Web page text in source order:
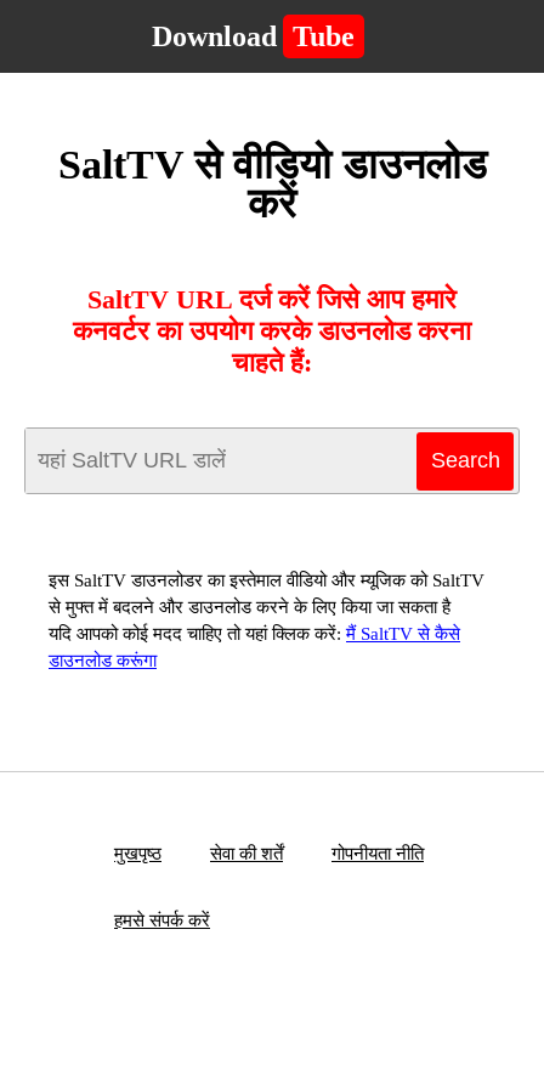
Download Tube
SaltTV से वीडियो डाउनलोड
करें
SaltTV URL दर्ज करें जिसे आप हमारे
कनवर्टर का उपयोग करके डाउनलोड करना
चाहते हैं:
इस SaltTV डाउनलोडर का इस्तेमाल वीडियो और म्यूजिक को SaltTV
से मुफ्त में बदलने और डाउनलोड करने के लिए किया जा सकता है
यदि आपको कोई मदद चाहिए तो यहां क्लिक करें:मैं SaltTV से कैसे
डाउनलोड करूंगा
मुखपृष्ठ सेवा की शर्तें गोपनीयता नीति
हमसे संपर्क करें